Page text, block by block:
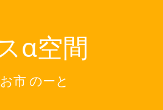
α空間
市 のーと